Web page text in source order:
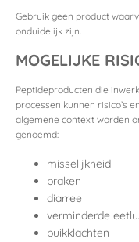
Gebruik geen product
onduidelijk zijn.
MOGELIJKE
Peptideproducten die
processen kunnen risico’s
algemene context worden
genoemd:
misselijkheid
braken
diarree
verminderde
buikklachten